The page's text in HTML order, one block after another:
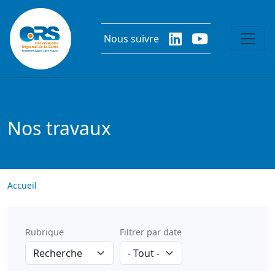
Aller au contenu principal
Nous suivre
Nos travaux
Accueil
Rubrique Filtrer par date